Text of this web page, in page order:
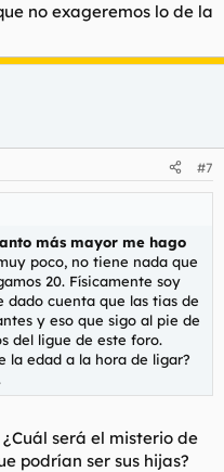
no exageremos lo de la
#7
más mayor me hago
poco, no tiene nada que
20. Físicamente soy
dado cuenta que las tias de
y eso que sigo al pie de
del ligue de este foro.
la edad a la hora de ligar?
será el misterio de
podrían ser sus hijas?